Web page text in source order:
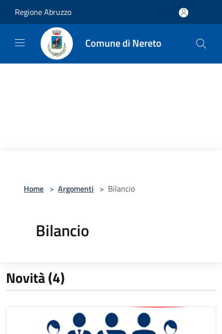
Regione Abruzzo
Comune di Nereto
Home > Argomenti > Bilancio
Bilancio
Novità (4)